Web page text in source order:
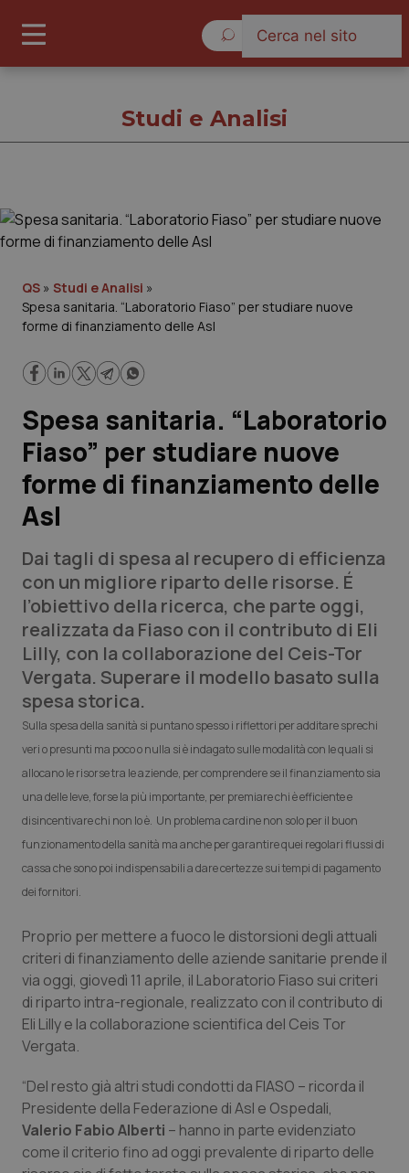
Governo e Parlamento
Regioni e Asl
Lavoro e Professioni
Scienza e Farmaci
Studi e Analisi
Lettere al direttore
Edizioni Regionali
QS Pro
Professionisti Sanitari.AI
Abruzzo
Campania
Emilia-Romagna
Friuli Venezia Giulia
Lazio
Lombardia
Marche
QS Pro Gold
Colesterolo & coronaropatie
Dermatite Atopica
Diabete & glucometri
Dolore
Donna & Salute
QS Club Newsletter
Studi e Analisi
QS » Studi e Analisi »
Spesa sanitaria. “Laboratorio Fiaso” per studiare nuove
forme di finanziamento delle Asl
Spesa sanitaria. “Laboratorio
Fiaso” per studiare nuove
forme di finanziamento delle
Asl
Dai tagli di spesa al recupero di efficienza
con un migliore riparto delle risorse. É
l’obiettivo della ricerca, che parte oggi,
realizzata da Fiaso con il contributo di Eli
Lilly, con la collaborazione del Ceis-Tor
Vergata. Superare il modello basato sulla
spesa storica.
Sulla spesa della sanità si puntano spesso i riflettori per additare sprechi
veri o presunti ma poco o nulla si è indagato sulle modalità con le quali si
allocano le risorse tra le aziende, per comprendere se il finanziamento sia
una delle leve, forse la più importante, per premiare chi è efficiente e
disincentivare chi non lo è. Un problema cardine non solo per il buon
funzionamento della sanità ma anche per garantire quei regolari flussi di
cassa che sono poi indispensabili a dare certezze sui tempi di pagamento
dei fornitori.
Proprio per mettere a fuoco le distorsioni degli attuali
criteri di finanziamento delle aziende sanitarie prende il
via oggi, giovedì 11 aprile, il Laboratorio Fiaso sui criteri
di riparto intra-regionale, realizzato con il contributo di
Eli Lilly e la collaborazione scientifica del Ceis Tor
Vergata.
“Del resto già altri studi condotti da FIASO – ricorda il
Presidente della Federazione di Asl e Ospedali,
Valerio Fabio Alberti – hanno in parte evidenziato
come il criterio fino ad oggi prevalente di riparto delle